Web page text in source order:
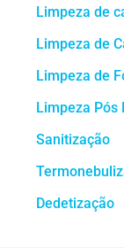
Limpeza de
Limpeza de
Limpeza de
Limpeza Pós
Sanitização
Dedetização